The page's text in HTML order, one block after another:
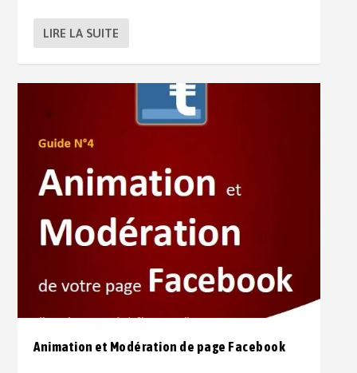
LIRE LA SUITE
Animation et Modération de page Facebook